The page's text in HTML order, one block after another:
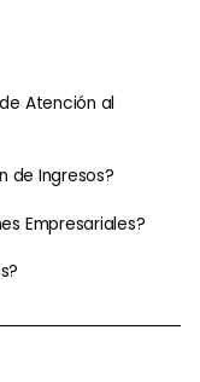
Atención al
de Ingresos?
Empresariales?